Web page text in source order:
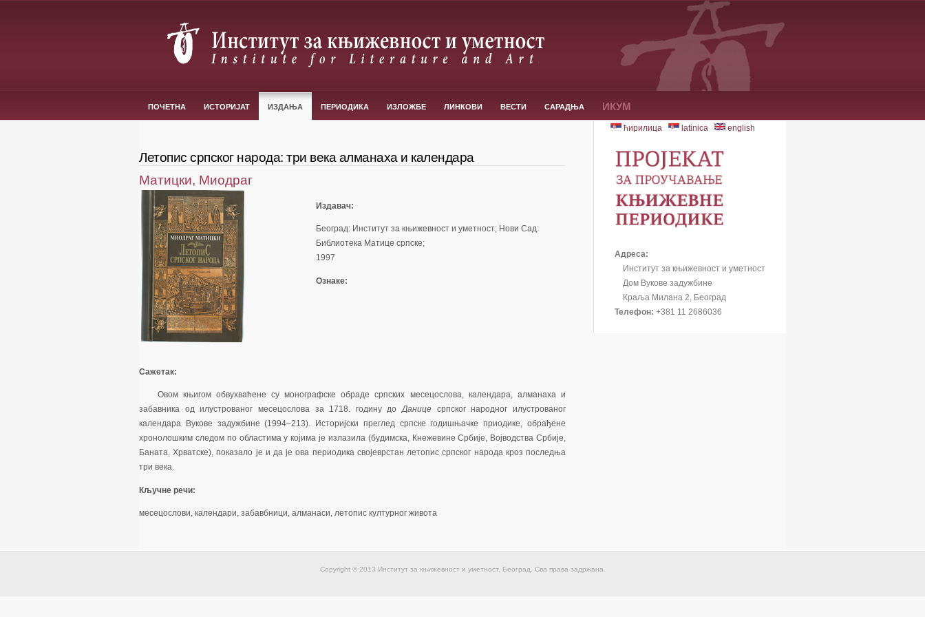
ПОЧЕТНА ИСТОРИЈАТ ИЗДАЊА ПЕРИОДИКА ИЗЛОЖБE ЛИНКОВИ ВЕСТИ САРАДЊА ИКУМ
Летопис српског народа: три века алманаха и календара
Матицки, Миодраг
Издавач:
Београд: Институт за књижевност и уметност; Нови Сад:
Библиотека Матице српске;
1997
Ознаке:
Сажетак:
Овом књигом обвухваћене су монографске обраде српских месецослова, календара, алманаха и
забавника од илустрованог месецослова за 1718. годину доДанице српског народног илустрованог
календара Вукове задужбине (1994–213). Историјски преглед српске годишњачке приодике, обрађене
хронолошким следом по областима у којима је излазила (будимска, Кнежевине Србије, Војводства Србије,
Баната, Хрватске), показало је и да је ова периодика својеврстан летопис српског народа кроз последња
три века.
Кључне речи:
месецослови, календари, забавбници, алманаси, летопис културног живота
ћирилица latinica english
Адреса:
Институт за књижевност и уметност
Дом Вукове задужбине
Краља Милана 2, Београд
Телефон: +381 11 2686036
Copyright © 2013 Институт за књижевност и уметност, Београд. Сва права задржана.